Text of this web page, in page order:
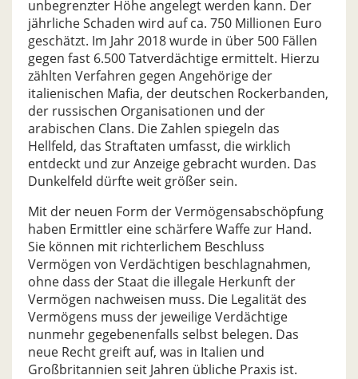
unbegrenzter Höhe angelegt werden kann. Der
jährliche Schaden wird auf ca. 750 Millionen Euro
geschätzt. Im Jahr 2018 wurde in über 500 Fällen
gegen fast 6.500 Tatverdächtige ermittelt. Hierzu
zählten Verfahren gegen Angehörige der
italienischen Mafia, der deutschen Rockerbanden,
der russischen Organisationen und der
arabischen Clans. Die Zahlen spiegeln das
Hellfeld, das Straftaten umfasst, die wirklich
entdeckt und zur Anzeige gebracht wurden. Das
Dunkelfeld dürfte weit größer sein.
Mit der neuen Form der Vermögensabschöpfung
haben Ermittler eine schärfere Waffe zur Hand.
Sie können mit richterlichem Beschluss
Vermögen von Verdächtigen beschlagnahmen,
ohne dass der Staat die illegale Herkunft der
Vermögen nachweisen muss. Die Legalität des
Vermögens muss der jeweilige Verdächtige
nunmehr gegebenenfalls selbst belegen. Das
neue Recht greift auf, was in Italien und
Großbritannien seit Jahren übliche Praxis ist.